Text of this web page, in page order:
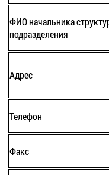
ФИО начальника
подразделения
Адрес
Телефон
Факс